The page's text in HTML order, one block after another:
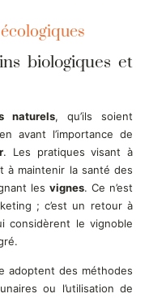
biologiques et
naturels, qu’ils soient
avant l’importance de
. Les pratiques visant à
à maintenir la santé des
les vignes. Ce n’est
; c’est un retour à
considèrent le vignoble
adoptent des méthodes
ou l’utilisation de